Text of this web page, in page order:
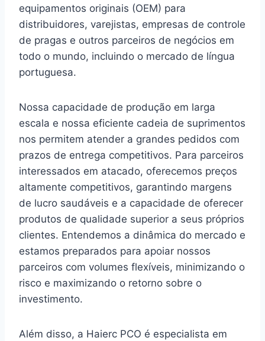
equipamentos originais (OEM) para
distribuidores, varejistas, empresas de controle
de pragas e outros parceiros de negócios em
todo o mundo, incluindo o mercado de língua
portuguesa.
Nossa capacidade de produção em larga
escala e nossa eficiente cadeia de suprimentos
nos permitem atender a grandes pedidos com
prazos de entrega competitivos. Para parceiros
interessados em atacado, oferecemos preços
altamente competitivos, garantindo margens
de lucro saudáveis e a capacidade de oferecer
produtos de qualidade superior a seus próprios
clientes. Entendemos a dinâmica do mercado e
estamos preparados para apoiar nossos
parceiros com volumes flexíveis, minimizando o
risco e maximizando o retorno sobre o
investimento.
Além disso, a Haierc PCO é especialista em